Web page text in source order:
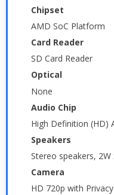
Chipset
AMD SoC Platform
Card Reader
SD Card Reader
Optical
None
Audio Chip
High Definition (HD)
Speakers
Stereo speakers,
Camera
HD 720p with